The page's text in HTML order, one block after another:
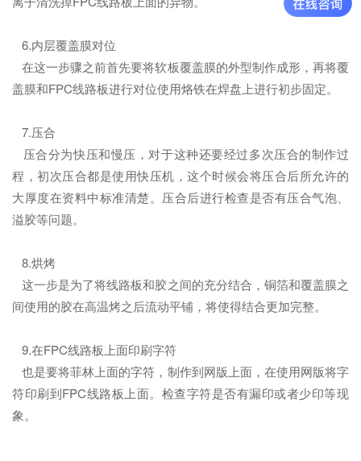
6.内层覆盖膜对位
在这一步骤之前首先要将软板覆盖膜的外型制作成形，再将覆
盖膜和FPC线路板进行对位使用烙铁在焊盘上进行初步固定。
7.压合
压合分为快压和慢压，对于这种还要经过多次压合的制作过
程，初次压合都是使用快压机，这个时候会将压合后所允许的
大厚度在资料中标准清楚。压合后进行检查是否有压合气泡、
溢胶等问题。
8.烘烤
这一步是为了将线路板和胶之间的充分结合，铜箔和覆盖膜之
间使用的胶在高温烤之后流动平铺，将使得结合更加完整。
9.在FPC线路板上面印刷字符
也是要将菲林上面的字符，制作到网版上面，在使用网版将字
符印刷到FPC线路板上面。检查字符是否有漏印或者少印等现
象。